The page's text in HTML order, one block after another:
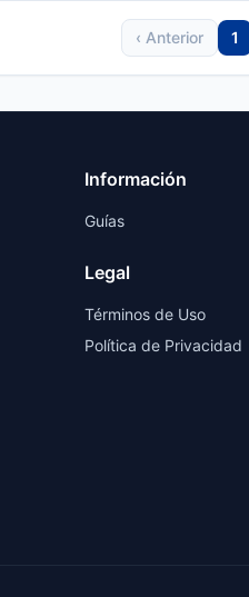
‹ Anterior 1
Información
Guías
Legal
Términos de Uso
Política de Privacidad